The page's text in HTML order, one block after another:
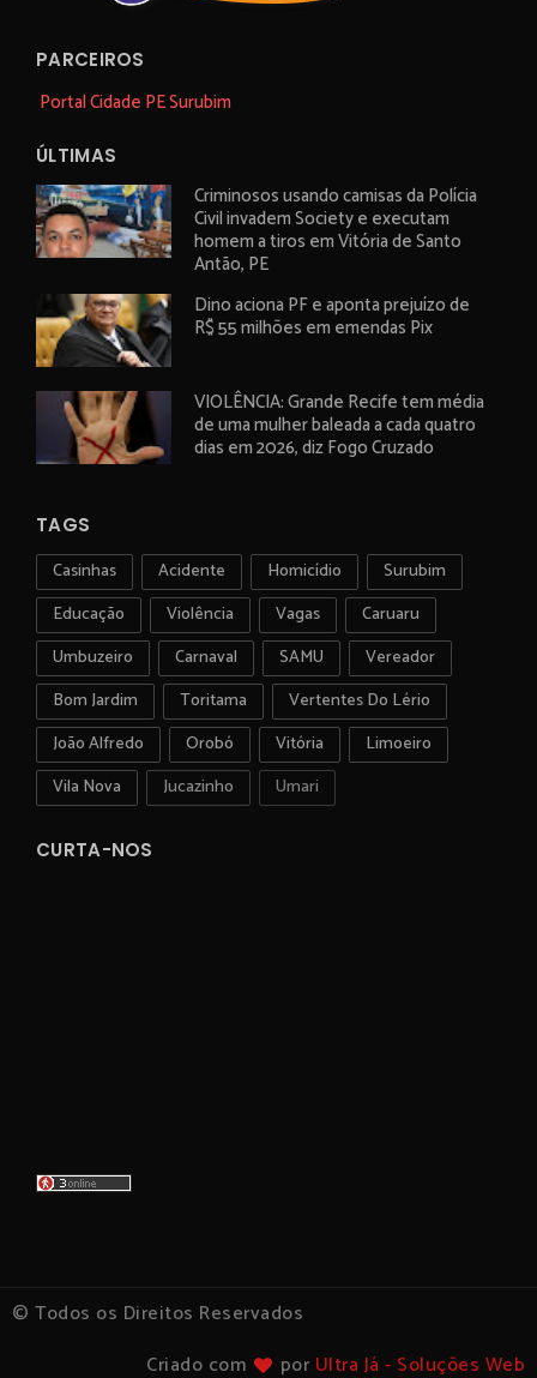
PARCEIROS
Portal Cidade PE Surubim
ÚLTIMAS
Criminosos usando camisas da Polícia
Civil invadem Society e executam
homem a tiros em Vitória de Santo
Antão, PE
Dino aciona PF e aponta prejuízo de
R$ 55 milhões em emendas Pix
VIOLÊNCIA: Grande Recife tem média
de uma mulher baleada a cada quatro
dias em 2026, diz Fogo Cruzado
TAGS
Casinhas Acidente Homicídio
Surubim
Educação
Violência Vagas
Caruaru
Umbuzeiro
Carnaval SAMU
Vereador
Bom Jardim
Toritama
Vertentes Do Lério
João Alfredo
Orobó Vitória
Limoeiro
Vila Nova
Jucazinho Umari
CURTA-NOS
© Todos os Direitos Reservados
Criado com
por Ultra Já - Soluções Web